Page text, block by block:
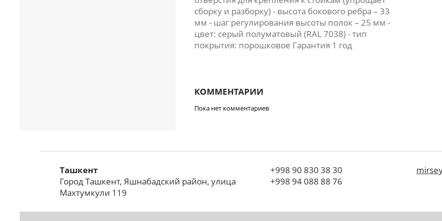
сборку и разборку) - высота бокового ребра – 33
мм - шаг регулирования высоты полок – 25 мм -
цвет: серый полуматовый (RAL 7038) - тип
покрытия: порошковое Гарантия 1 год
КОММЕНТАРИИ
Пока нет комментариев
Ташкент
Город Ташкент, Яшнабадский район, улица
Махтумкули 119
+998 90 830 38 30
+998 94 088 88 76